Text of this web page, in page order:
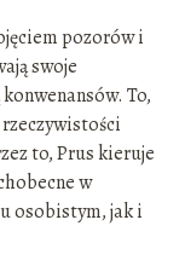
pozorów i
swoje
To,
to, Prus kieruje
w
osobistym, jak i